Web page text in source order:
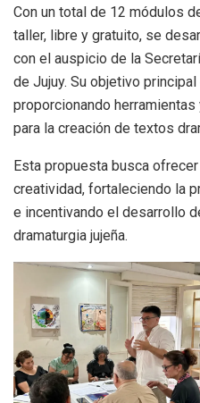
Con un total de 12 módulos
taller, libre y gratuito, se
con el auspicio de la
de Jujuy. Su objetivo
proporcionando
para la creación de textos
Esta propuesta busca
creatividad, fortaleciendo la
e incentivando el desarrollo
dramaturgia jujeña.